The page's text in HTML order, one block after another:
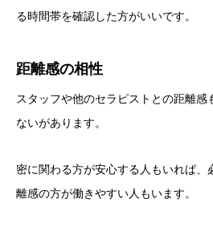
る時間帯を確認した方がいいです。
距離感の相性
スタッフや他のセラピストとの距離感
ないがあります。
密に関わる方が安心する人もいれば
離感の方が働きやすい人もいます。